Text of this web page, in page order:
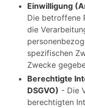
Einwilligung
Die betroffene
die
spezifischen
Zwecke
Berechtigte
DSGVO) - Die
berechtigten